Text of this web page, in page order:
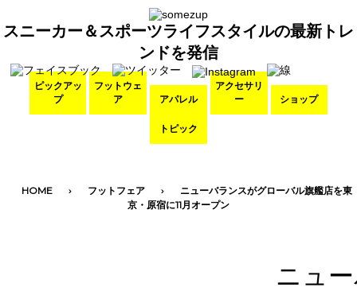
スニーカー＆スポーツライフスタイルの最新トレ
ンドを発信
ピックアッ
プ
フットウェ
ア
アパレル
アクセサリ
ー
ショップ
トピック
HOME フットフェア
ニューバランスがグローバル旗艦店を東
京・原宿に11月オープン
ニュ